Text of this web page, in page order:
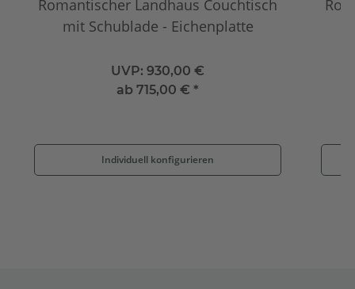
Romantischer Landhaus Couchtisch
mit Schublade - Eichenplatte
UVP: 930,00 €
ab715,00 € *
Individuell konfigurieren